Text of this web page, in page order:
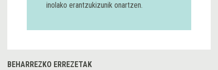
inolako erantzukizunik onartzen.
BEHARREZKO ERREZETAK